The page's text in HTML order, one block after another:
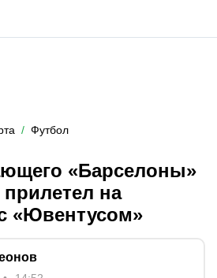
Футбол
«Барселоны»
на
«Ювентусом»